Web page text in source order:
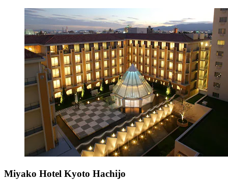
Miyako Hotel Kyoto Hachijo